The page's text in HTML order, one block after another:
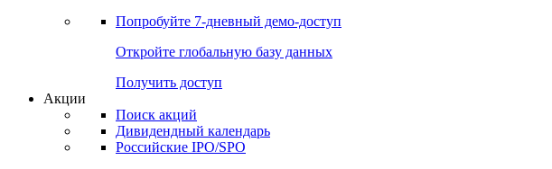
Попробуйте 7-дневный демо-доступ
Откройте глобальную базу данных
Получить доступ
Акции
Поиск акций
Дивидендный календарь
Российские IPO/SPO